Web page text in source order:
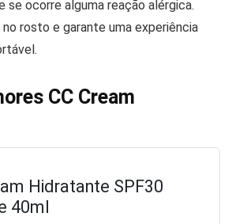
se ocorre alguma reação alérgica.
rosto e garante uma experiência
CC Cream
Hidratante SPF30
40ml